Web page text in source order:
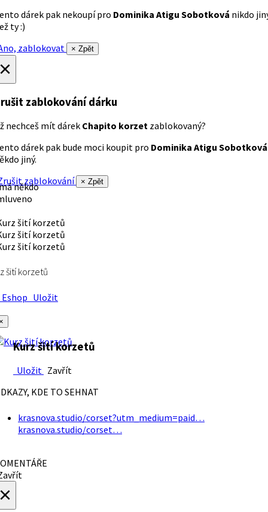
dárek pak nekoupí pro Dominika Atigu Sobotková nikdo
ty :)
zablokovat
× Zpět
zablokování dárku
nechceš mít dárek Chapito korzet zablokovaný?
dárek pak bude moci koupit pro Dominika Atigu Sobotková
jiný.
zablokování
× Zpět
někdo
šití korzetů
Uložit
Kurz šití korzetů
Uložit Zavřít
KDE TO SEHNAT
krasnova.studio/corset?utm_medium=paid…
krasnova.studio/corset…